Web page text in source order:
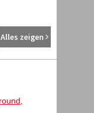
Alles zeigen